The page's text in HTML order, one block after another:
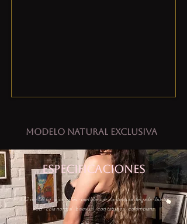
Modelo NATURAL exclusiva
ESPECIFICACIONES
1.72 m · 58 kg · ojos cafés · piel blanca · contextura delgada · busto
36B · cola normal · bisexual · con tatuajes · colombiana.